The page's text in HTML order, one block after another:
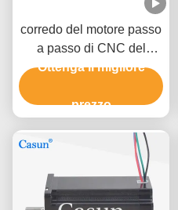
corredo del motore passo
a passo di CNC del
motore passo a passo
4NM 36V del NEMA 24 di
60x60x100mm
Ottenga il migliore
prezzo